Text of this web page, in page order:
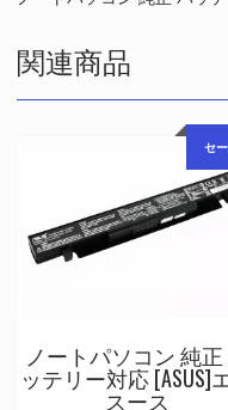
ボ
45N1059
個
関連商品
セ
ノートパソコン 純
ッテリー対応 [ASUS]
スース